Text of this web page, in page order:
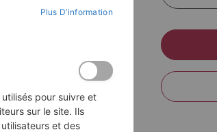
Plus D’information
pour suivre et
sur le site. Ils
et des